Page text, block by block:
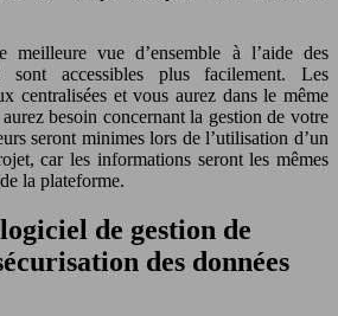
meilleure vue d’ensemble à l’aide des
accessibles plus facilement. Les
centralisées et vous aurez dans le même
besoin concernant la gestion de votre
seront minimes lors de l’utilisation d’un
car les informations seront les mêmes
la plateforme.
de gestion de
des données